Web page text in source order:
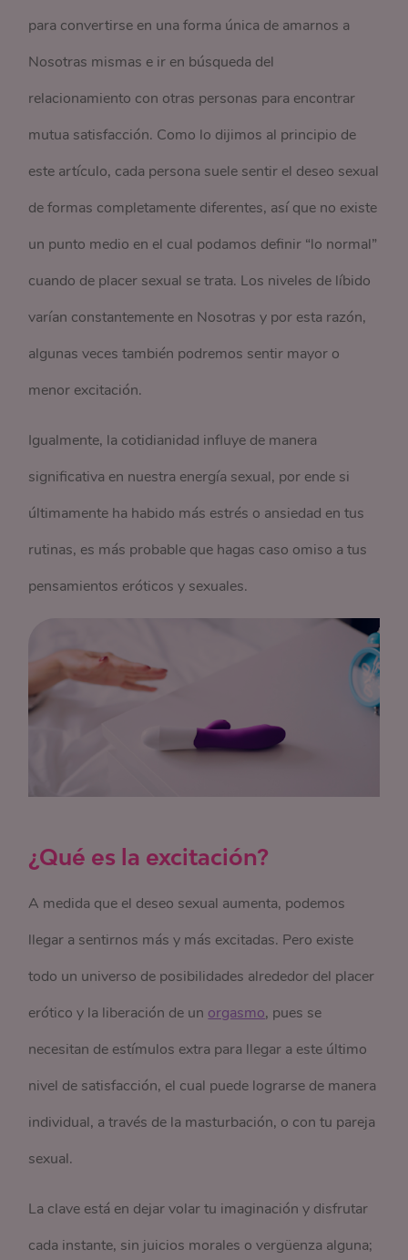
para convertirse en una forma única de amarnos a
Nosotras mismas e ir en búsqueda del
relacionamiento con otras personas para encontrar
mutua satisfacción. Como lo dijimos al principio de
este artículo, cada persona suele sentir el deseo sexual
de formas completamente diferentes, así que no existe
un punto medio en el cual podamos definir “lo normal”
cuando de placer sexual se trata. Los niveles de líbido
varían constantemente en Nosotras y por esta razón,
algunas veces también podremos sentir mayor o
menor excitación.
Igualmente, la cotidianidad influye de manera
significativa en nuestra energía sexual, por ende si
últimamente ha habido más estrés o ansiedad en tus
rutinas, es más probable que hagas caso omiso a tus
pensamientos eróticos y sexuales.
¿Qué es la excitación?
A medida que el deseo sexual aumenta, podemos
llegar a sentirnos más y más excitadas. Pero existe
todo un universo de posibilidades alrededor del placer
erótico y la liberación de un orgasmo, pues se
necesitan de estímulos extra para llegar a este último
nivel de satisfacción, el cual puede lograrse de manera
individual, a través de la masturbación, o con tu pareja
sexual.
La clave está en dejar volar tu imaginación y disfrutar
cada instante, sin juicios morales o vergüenza alguna;